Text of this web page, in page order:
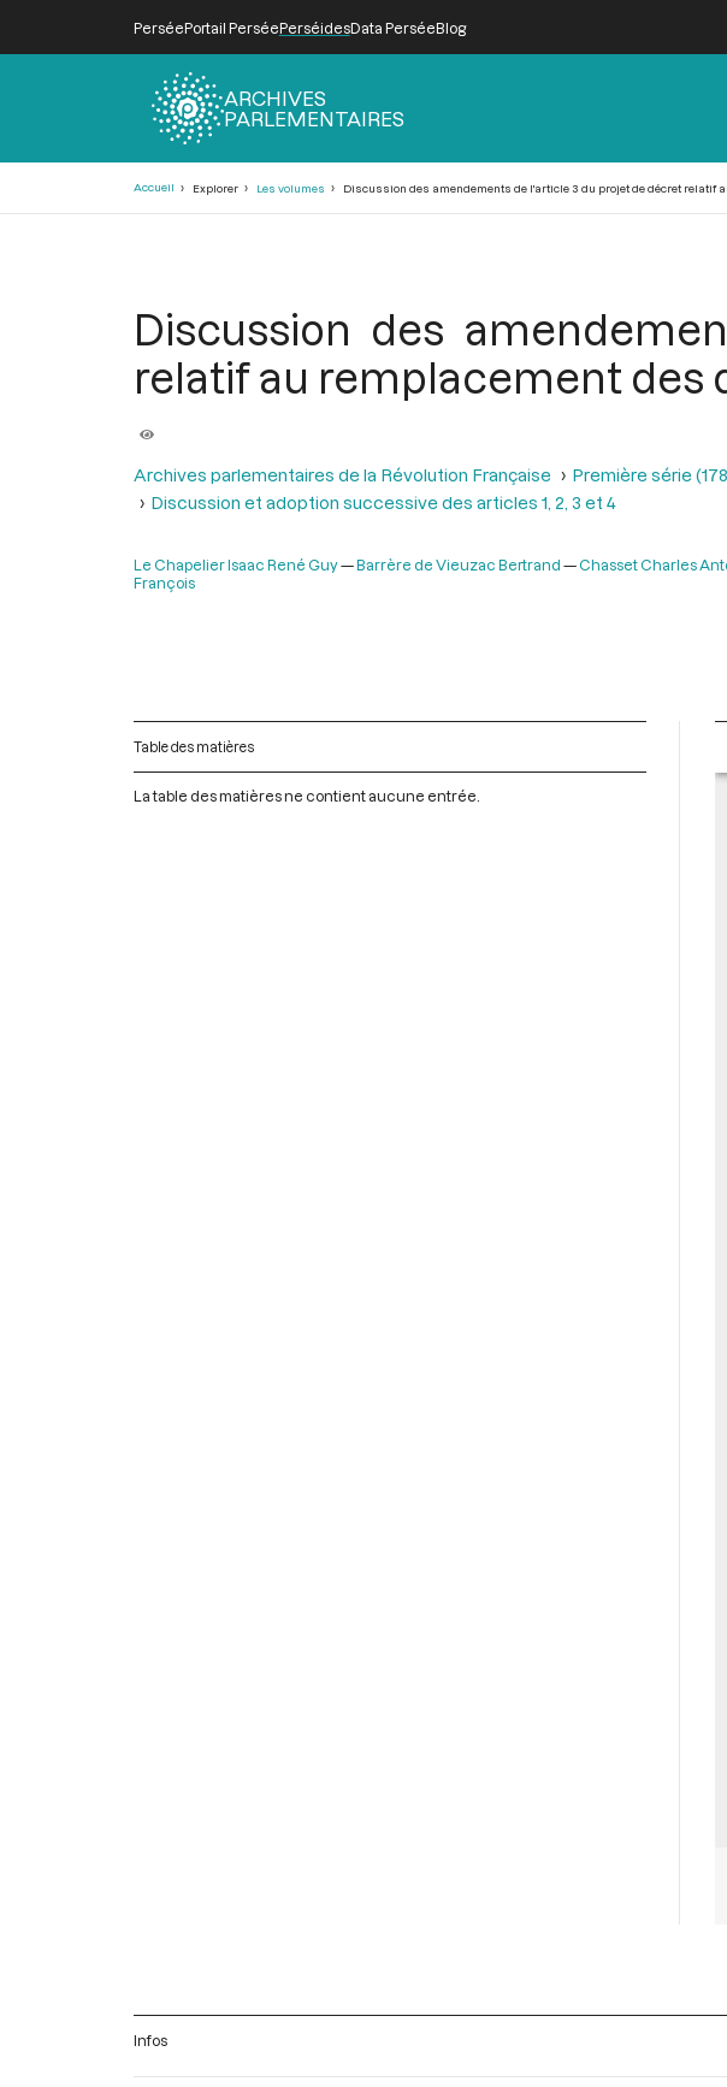
PerséePortail PerséePerséidesData PerséeBlog
ARCHIVES
PARLEMENTAIRES
Accueil Explorer Les volumes Discussion des amendements de l'article 3 du projet de décret relatif
Discussion des
relatif au remplacement des
Archives parlementaires de la Révolution Française Première série
Discussion et adoption successive des articles 1, 2, 3 et 4
Le Chapelier Isaac René Guy Barrère de Vieuzac Bertrand Chasset Charles
François
Table des matières
La table des matières ne contient aucune entrée.
s
Infos